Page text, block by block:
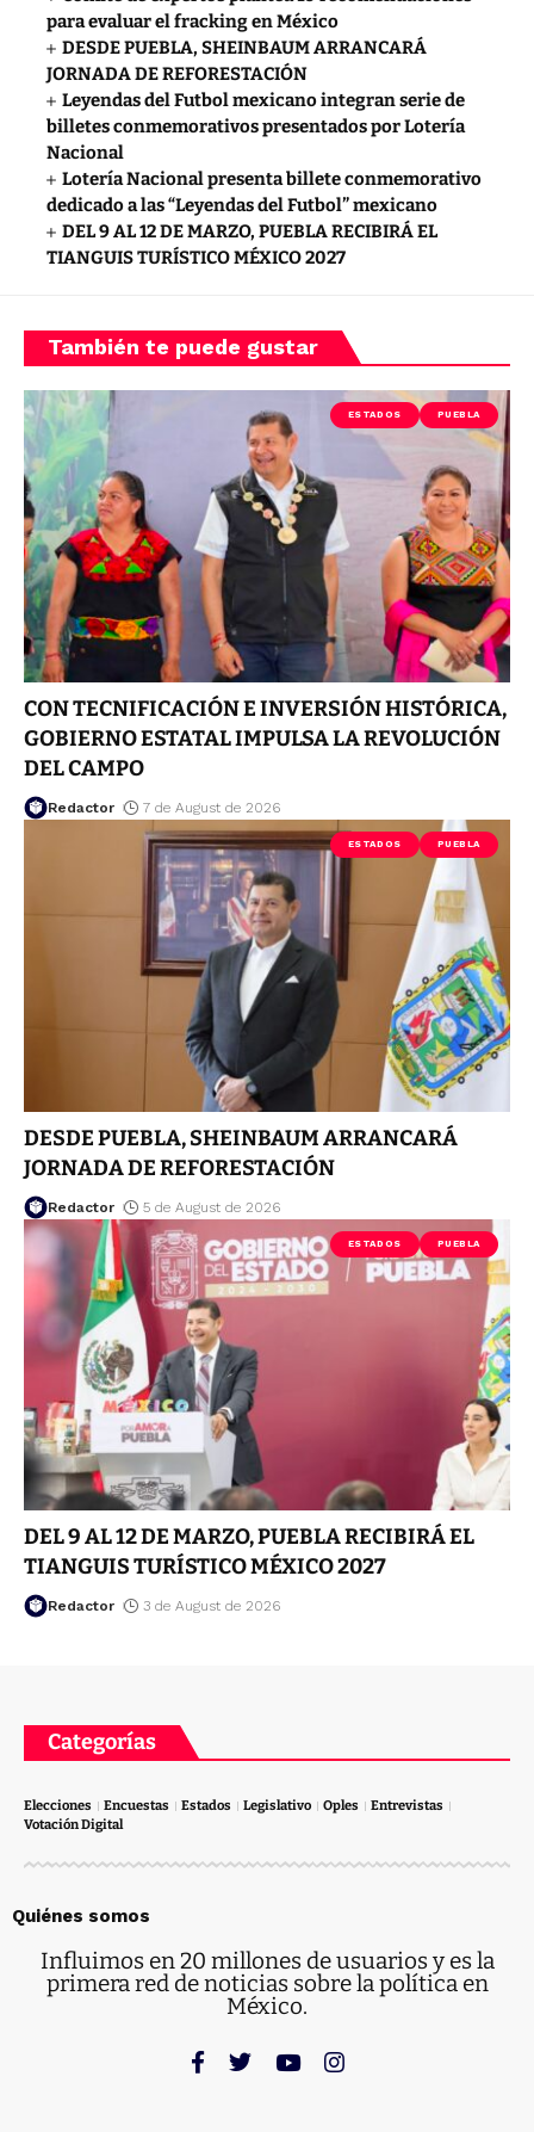
para evaluar el fracking en México
DESDE PUEBLA, SHEINBAUM ARRANCARÁ
JORNADA DE REFORESTACIÓN
Leyendas del Futbol mexicano integran serie de
billetes conmemorativos presentados por Lotería
Nacional
Lotería Nacional presenta billete conmemorativo
dedicado a las “Leyendas del Futbol” mexicano
DEL 9 AL 12 DE MARZO, PUEBLA RECIBIRÁ EL
TIANGUIS TURÍSTICO MÉXICO 2027
También te puede gustar
ESTADOS PUEBLA
CON TECNIFICACIÓN E INVERSIÓN HISTÓRICA,
GOBIERNO ESTATAL IMPULSA LA REVOLUCIÓN
DEL CAMPO
Redactor 7 de August de 2026
ESTADOS PUEBLA
DESDE PUEBLA, SHEINBAUM ARRANCARÁ
JORNADA DE REFORESTACIÓN
Redactor 5 de August de 2026
ESTADOS PUEBLA
DEL 9 AL 12 DE MARZO, PUEBLA RECIBIRÁ EL
TIANGUIS TURÍSTICO MÉXICO 2027
Redactor 3 de August de 2026
Categorías
Elecciones Encuestas Estados Legislativo Oples
Entrevistas
Votación Digital
Quiénes somos
Influimos en 20 millones de usuarios y es la
primera red de noticias sobre la política en
México.